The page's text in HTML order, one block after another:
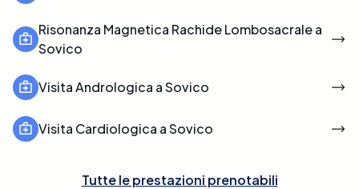
Risonanza Magnetica Rachide Lombosacrale a
Sovico
Visita Andrologica a Sovico
Visita Cardiologica a Sovico
Tutte le prestazioni prenotabili